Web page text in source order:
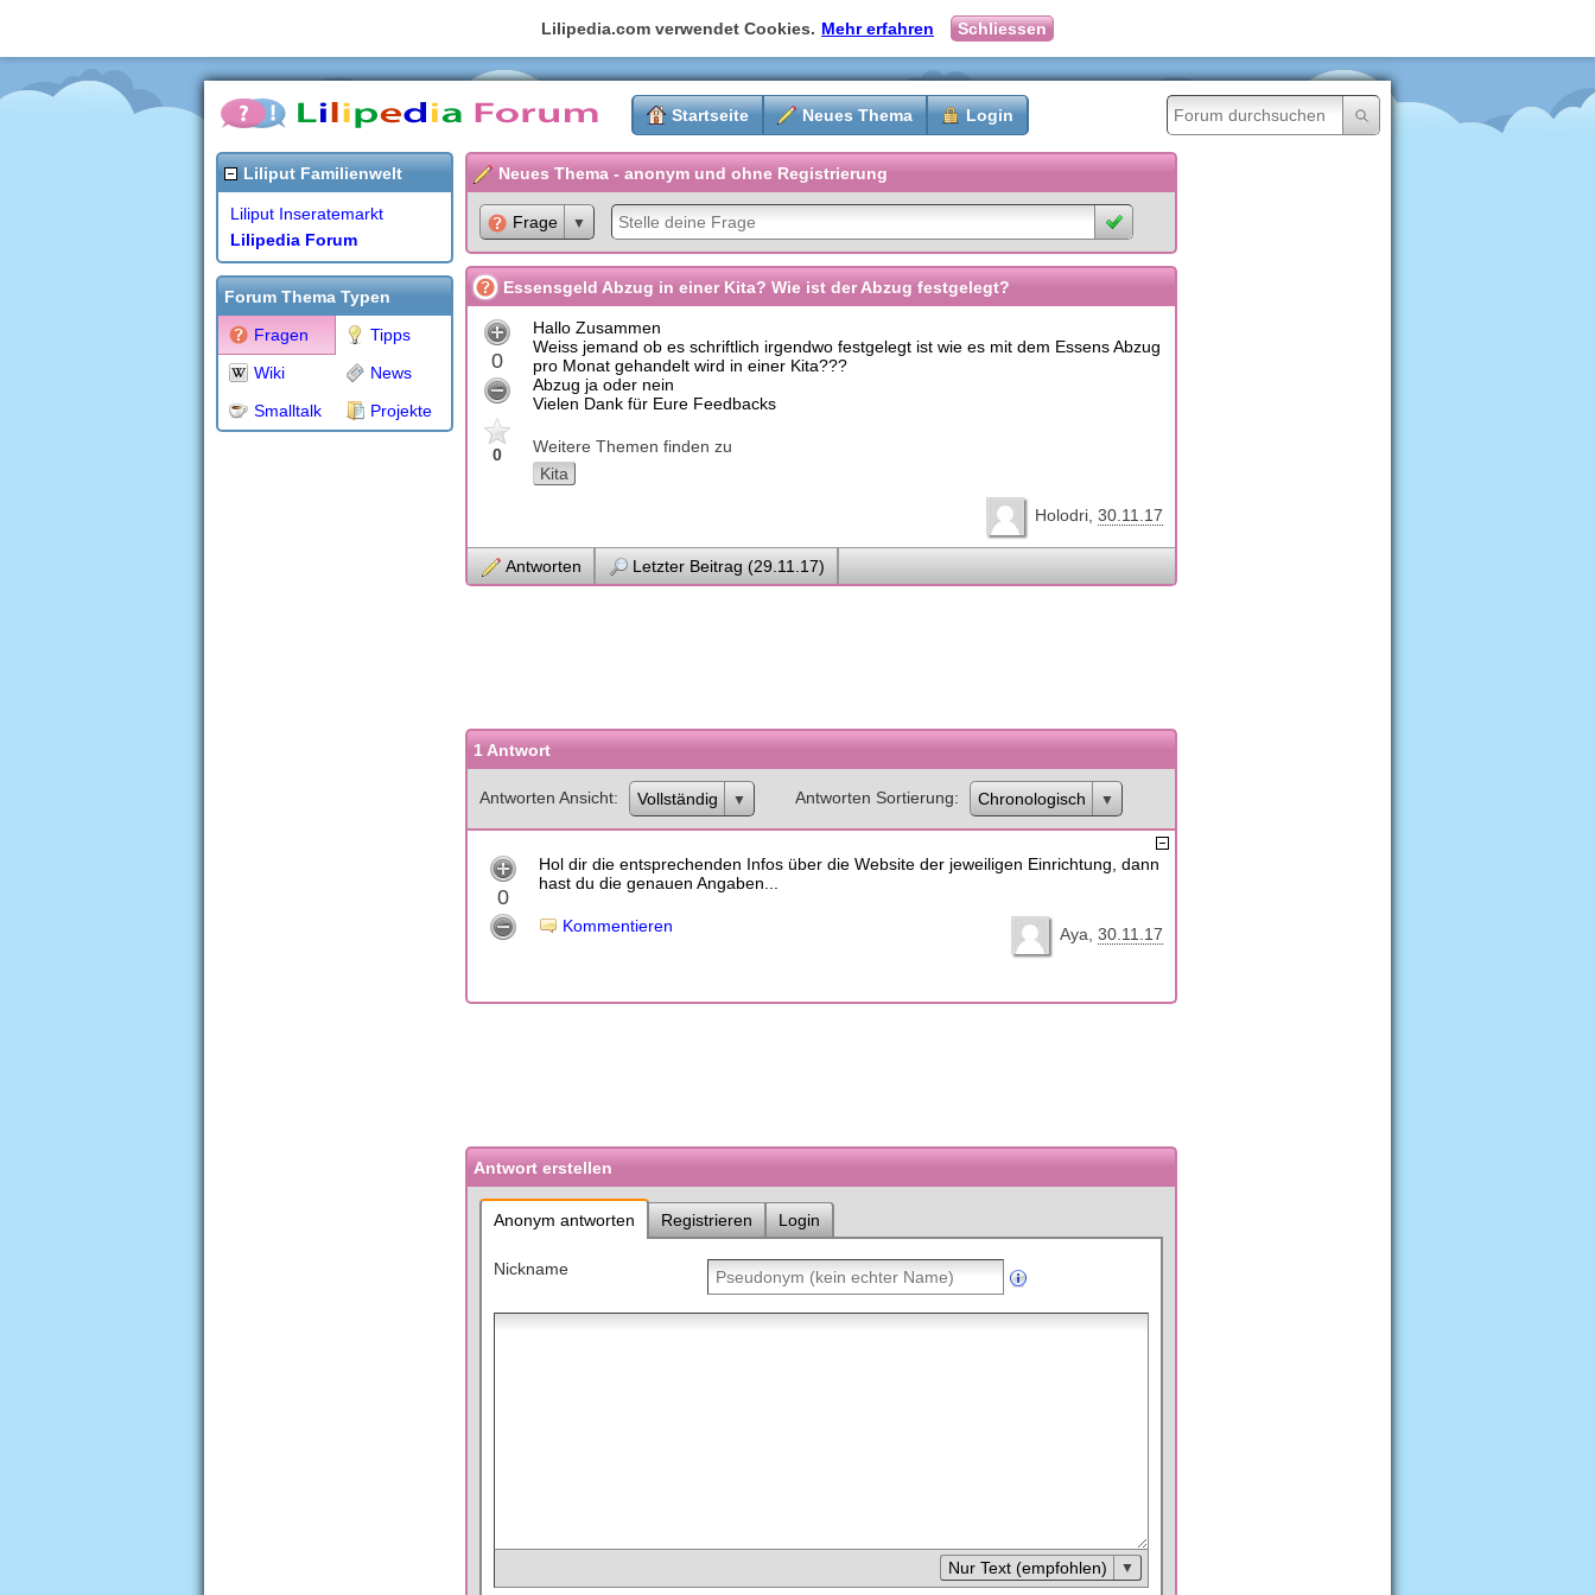
Lilipedia.com verwendet Cookies. Mehr erfahren Schliessen
Startseite Neues Thema Login
Liliput Familienwelt
Liliput Inseratemarkt
Lilipedia Forum
Forum Thema Typen
Fragen
Tipps
Wiki
News
Smalltalk
Projekte
Neues Thema - anonym und ohne Registrierung
Frage
Essensgeld Abzug in einer Kita? Wie ist der Abzug festgelegt?
0
0
Hallo Zusammen
Weiss jemand ob es schriftlich irgendwo festgelegt ist wie es mit dem Essens Abzug
pro Monat gehandelt wird in einer Kita???
Abzug ja oder nein
Vielen Dank für Eure Feedbacks
Weitere Themen finden zu
Kita
Holodri 30.11.17
Antworten Letzter Beitrag (29.11.17)
1 Antwort
Antworten Ansicht Vollständig Antworten Sortierung Chronologisch
0
Hol dir die entsprechenden Infos über die Website der jeweiligen Einrichtung, dann
hast du die genauen Angaben...
Aya 30.11.17
Kommentieren
Antwort erstellen
Anonym antworten Registrieren Login
Nickname
Nur Text (empfohlen)